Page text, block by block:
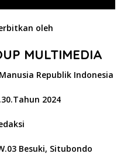
oleh
MULTIMEDIA
Republik Indonesia
2024
Besuki, Situbondo